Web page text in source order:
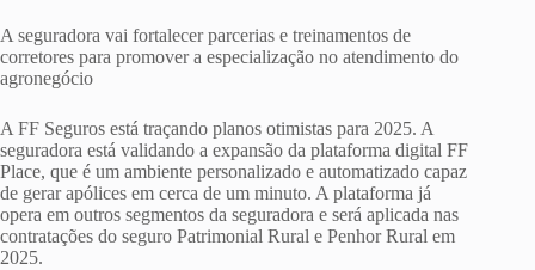
A seguradora vai fortalecer parcerias e treinamentos de
corretores para promover a especialização no atendimento do
agronegócio
A FF Seguros está traçando planos otimistas para 2025. A
seguradora está validando a expansão da plataforma digital FF
Place, que é um ambiente personalizado e automatizado capaz
de gerar apólices em cerca de um minuto. A plataforma já
opera em outros segmentos da seguradora e será aplicada nas
contratações do seguro Patrimonial Rural e Penhor Rural em
2025.